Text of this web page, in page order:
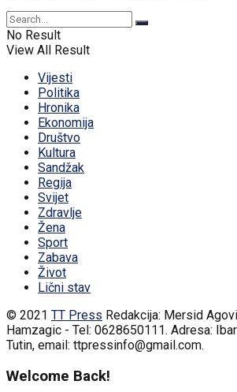
No Result
View All Result
Vijesti
Politika
Hronika
Ekonomija
Društvo
Kultura
Sandžak
Regija
Svijet
Zdravlje
Žena
Sport
Zabava
Život
Lični stav
© 2021 TT Press Redakcija: Mersid
Hamzagic - Tel: 0628650111. Adresa:
Tutin, email: ttpressinfo@gmail.com.
Welcome Back!